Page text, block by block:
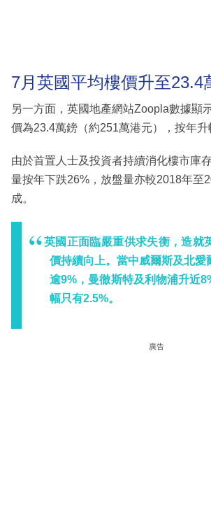
7月英國平均樓價升至23.4
另一方面，英國地產網站Zoopla數據顯
價為23.4萬鎊（約251萬港元），按年升
由於首置人士及投資者持續消化樓市庫
量按年下跌26%，放盤量亦較2018年至
成。
英國正面臨嚴重供求失衡，造就
價持續向上。當中威爾斯及北愛
逾9%，曼徹斯特及利物浦升近
幅只有2.5%。
廣告